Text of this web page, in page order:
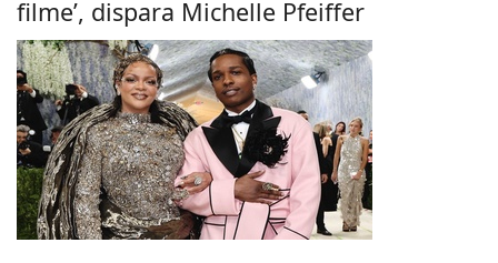
filme’, dispara Michelle Pfeiffer